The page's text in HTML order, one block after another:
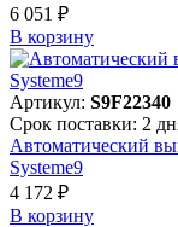
6 051 ₽
В корзинy
Артикул: S9F22340
Срок поставки: 2
Автоматический
Systeme9
4 172 ₽
В корзинy